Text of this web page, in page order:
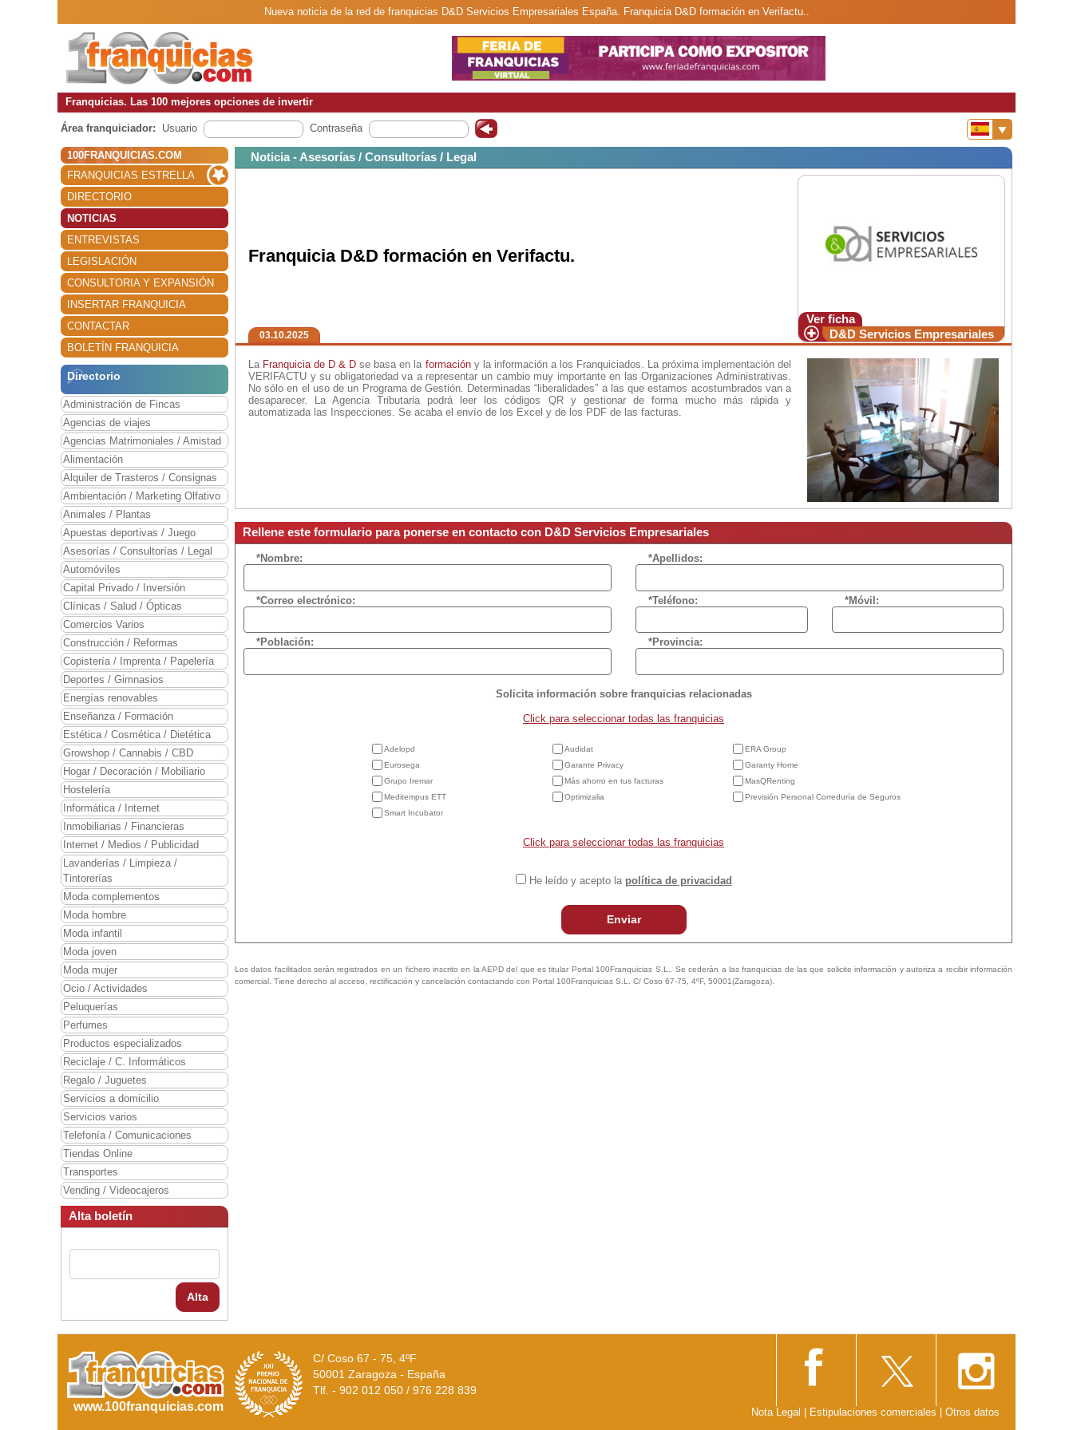
Nueva noticia de la red de franquicias D&D Servicios Empresariales España. Franquicia D&D formación en Verifactu..
Franquicias. Las 100 mejores opciones de invertir
Área franquiciador: Usuario Contraseña
100FRANQUICIAS.COM
FRANQUICIAS ESTRELLA
DIRECTORIO
NOTICIAS
ENTREVISTAS
LEGISLACIÓN
CONSULTORIA Y EXPANSIÓN
INSERTAR FRANQUICIA
CONTACTAR
BOLETÍN FRANQUICIA
Directorio
Administración de Fincas
Agencias de viajes
Agencias Matrimoniales / Amistad
Alimentación
Alquiler de Trasteros / Consignas
Ambientación / Marketing Olfativo
Animales / Plantas
Apuestas deportivas / Juego
Asesorías / Consultorías / Legal
Automóviles
Capital Privado / Inversión
Clínicas / Salud / Ópticas
Comercios Varios
Construcción / Reformas
Copistería / Imprenta / Papelería
Deportes / Gimnasios
Energías renovables
Enseñanza / Formación
Estética / Cosmética / Dietética
Growshop / Cannabis / CBD
Hogar / Decoración / Mobiliario
Hostelería
Informática / Internet
Inmobiliarias / Financieras
Internet / Medios / Publicidad
Lavanderías / Limpieza /
Tintorerías
Moda complementos
Moda hombre
Moda infantil
Moda joven
Moda mujer
Ocio / Actividades
Peluquerías
Perfumes
Productos especializados
Reciclaje / C. Informáticos
Regalo / Juguetes
Servicios a domicilio
Servicios varios
Telefonía / Comunicaciones
Tiendas Online
Transportes
Vending / Videocajeros
Alta boletín
Alta
Noticia - Asesorías / Consultorías / Legal
Ver ficha
D&D Servicios Empresariales
Franquicia D&D formación en Verifactu.
03.10.2025
La Franquicia de D & D se basa en la formacióny la información a los Franquiciados. La próxima implementación del
VERIFACTU y su obligatoriedad va a representar un cambio muy importante en las Organizaciones Administrativas.
No sólo en el uso de un Programa de Gestión. Determinadas “liberalidades” a las que estamos acostumbrados van a
desaparecer. La Agencia Tributaria podrá leer los códigos QR y gestionar de forma mucho más rápida y
automatizada las Inspecciones. Se acaba el envío de los Excel y de los PDF de las facturas.
Rellene este formulario para ponerse en contacto con D&D Servicios Empresariales
*Nombre: *Apellidos:
*Correo electrónico: *Teléfono: *Móvil:
*Población: *Provincia:
Solicita información sobre franquicias relacionadas
Click para seleccionar todas las franquicias
Adelopd Audidat
ERA Group
Eurosega
Garante Privacy
Garanty Home
Grupo Iremar
Más ahorro en tus facturas
MasQRenting
Meditempus ETT
Optimizalia
Previsión Personal Correduría de Seguros
Smart Incubator
Click para seleccionar todas las franquicias
He leído y acepto la política de privacidad
Enviar
Los datos facilitados serán registrados en un fichero inscrito en la AEPD del que es titular Portal 100Franquicias S.L.. Se cederán a las franquicias de las que solicite información y autoriza a recibir información
comercial. Tiene derecho al acceso, rectificación y cancelación contactando con Portal 100Franquicias S.L. C/ Coso 67-75, 4ºF, 50001(Zaragoza).
www.100franquicias.com
C/ Coso 67 - 75, 4ºF
50001 Zaragoza - España
Tlf. - 902 012 050 / 976 228 839
Nota Legal Estipulaciones comerciales Otros datos